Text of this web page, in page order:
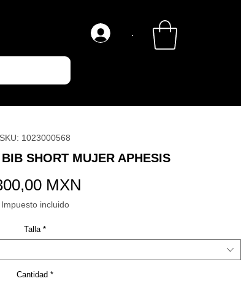
.
SKU: 1023000568
SHORT MUJER APHESIS
MXN
Impuesto incluido
Talla *
Cantidad *